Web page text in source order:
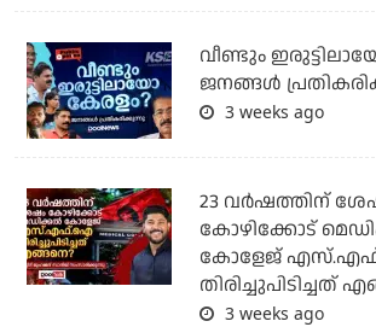
വീണ്ടും
ജനങ്ങൾ
3 weeks ago
23 വർഷത്തിന്
കോഴിക്കോട്
കോളേജ്
തിരിച്ചുപിടിച്ചത്
3 weeks ago